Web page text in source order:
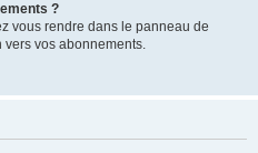
?
vous rendre dans le panneau de
vers vos abonnements.